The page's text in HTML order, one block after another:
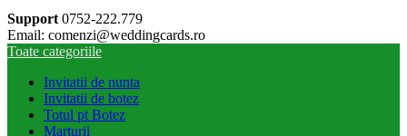
Support 0752-222.779
Email: comenzi@weddingcards.ro
Toate categoriile
Invitatii de nunta
Invitatii de botez
Totul pt Botez
Marturii